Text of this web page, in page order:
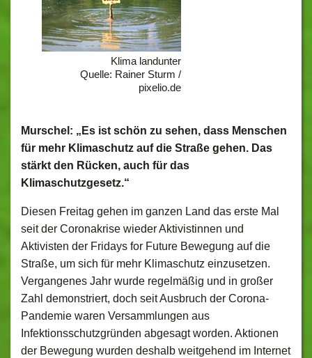
Klima landunter
Quelle: Rainer Sturm /
pixelio.de
Murschel: „Es ist schön zu sehen, dass Menschen
für mehr Klimaschutz auf die Straße gehen. Das
stärkt den Rücken, auch für das
Klimaschutzgesetz.“
Diesen Freitag gehen im ganzen Land das erste Mal
seit der Coronakrise wieder Aktivistinnen und
Aktivisten der Fridays for Future Bewegung auf die
Straße, um sich für mehr Klimaschutz einzusetzen.
Vergangenes Jahr wurde regelmäßig und in großer
Zahl demonstriert, doch seit Ausbruch der Corona-
Pandemie waren Versammlungen aus
Infektionsschutzgründen abgesagt worden. Aktionen
der Bewegung wurden deshalb weitgehend im Internet